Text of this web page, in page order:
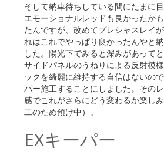
そして納車待ちしている間にたまに
エモーショナルレッドも良かったか
たんですが、改めてプレシャスレイ
れはこれでやっぱり良かったんやと
した。陽光下でみると深みがあって
サイドパネルのうねりによる反射模
ックを綺麗に維持する自信はないの
パー施工することにしました。その
感でこれがさらにどう変わるか楽し
工のため預け中）。
EXキーパー